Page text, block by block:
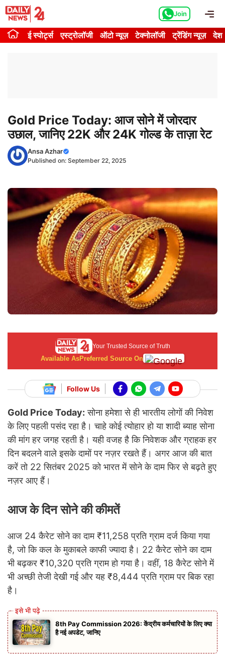
Skip
content
Join
ई स्पोर्ट्स एस्ट्रोलॉजी ऑटो न्यूज़ टेक्नोलॉजी ट्रेंडिंग न्यूज़ देश
Gold Price Today: आज सोने में जोरदार
उछाल, जानिए 22K और 24K गोल्ड के ताज़ा रेट
Ansa Azhar
Published on: September 22, 2025
Your Trusted Source of Truth
Available AsPreferred Source On
Follow Us
Gold Price Today: सोना हमेशा से ही भारतीय लोगों की निवेश
के लिए पहली पसंद रहा है। चाहे कोई त्योहार हो या शादी ब्याह सोना
की मांग हर जगह रहती है। यही वजह है कि निवेशक और ग्राहक हर
दिन बदलने वाले इसके दामों पर नज़र रखते हैं। अगर आज की बात
करें तो 22 सितंबर 2025 को भारत में सोने के दाम फिर से बढ़ते हुए
नज़र आए हैं।
आज के दिन सोने की कीमतें
आज 24 कैरेट सोने का दाम ₹11,258 प्रति ग्राम दर्ज किया गया
है, जो कि कल के मुकाबले काफी ज्यादा है। 22 कैरेट सोने का दाम
भी बढ़कर ₹10,320 प्रति ग्राम हो गया है। वहीं, 18 कैरेट सोने में
भी अच्छी तेजी देखी गई और यह ₹8,444 प्रति ग्राम पर बिक रहा
है।
8th Pay Commission 2026: केंद्रीय कर्मचारियों के लिए क्या
है नई अपडेट, जानिए